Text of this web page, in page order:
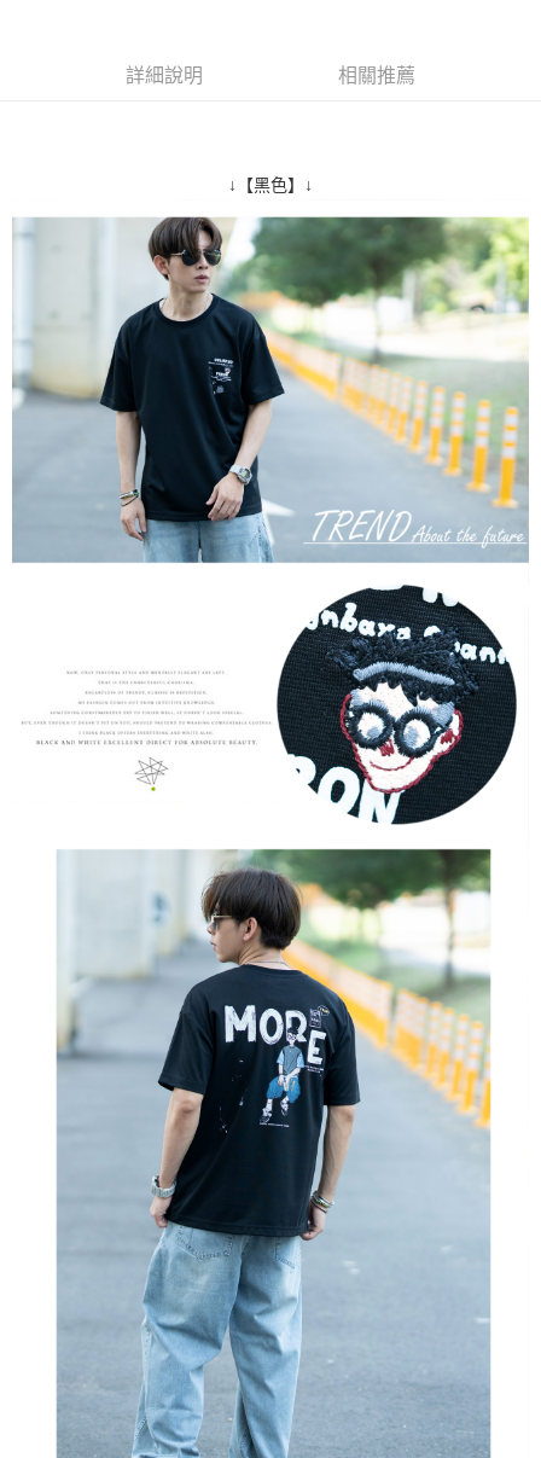
「AFTEE先享後付」，若未經同意申辦者引起之損失，本公司不負相關責
４．使用「AFTEE先享後付」時，將依據個別帳號之用戶狀況，依本公司即
時審查核予不同之上限額度；若仍有額度不足之情形，本公司將視審查結果
請求用戶進行身份認證。
５．嚴禁一人註冊多個帳號或使用他人資訊註冊。若發現惡意使用之情形，
恩沛科技股份有限公司將有權停止該用戶之使用額度並採取法律行動。
詳細說明 相關推薦
↓【黑色】↓